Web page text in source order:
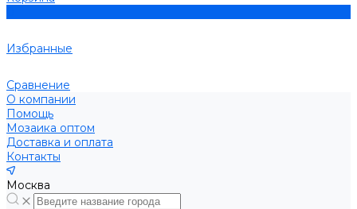
Избранные
Сравнение
О компании
Помощь
Мозаика оптом
Доставка и оплата
Контакты
Москва